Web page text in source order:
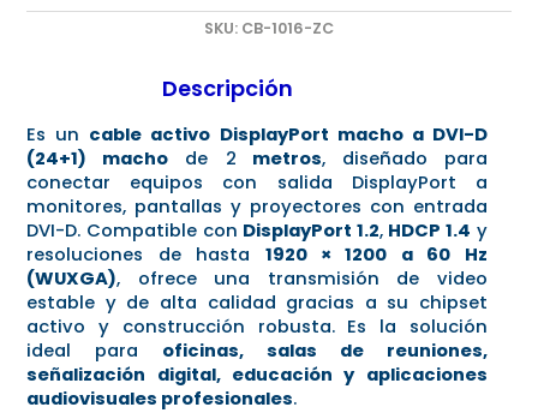
SKU: CB-1016-ZC
Descripción
Es un cable activo DisplayPort macho a DVI-D
(24+1) macho de 2 metros, diseñado para
conectar equipos con salida DisplayPort a
monitores, pantallas y proyectores con entrada
DVI-D. Compatible con DisplayPort 1.2, HDCP 1.4 y
resoluciones de hasta 1920 × 1200 a 60 Hz
(WUXGA), ofrece una transmisión de video
estable y de alta calidad gracias a su chipset
activo y construcción robusta. Es la solución
ideal para oficinas, salas de reuniones,
señalización digital, educación y aplicaciones
audiovisuales profesionales.